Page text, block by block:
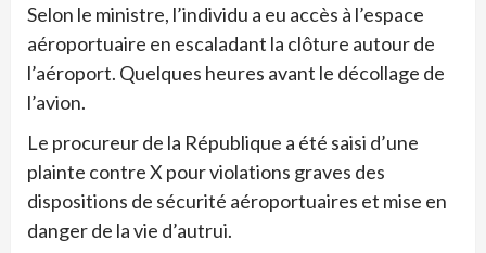
Selon le ministre, l’individu a eu accès à l’espace
aéroportuaire en escaladant la clôture autour de
l’aéroport. Quelques heures avant le décollage de
l’avion.
Le procureur de la République a été saisi d’une
plainte contre X pour violations graves des
dispositions de sécurité aéroportuaires et mise en
danger de la vie d’autrui.